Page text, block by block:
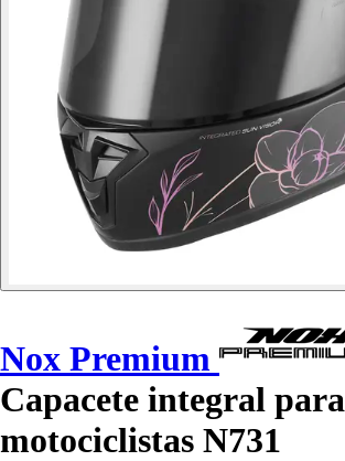
Nox Premium
Capacete integral para
motociclistas N731